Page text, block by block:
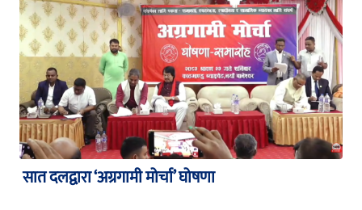
सात दलद्वारा ‘अग्रगामी मोर्चा’ घोषणा